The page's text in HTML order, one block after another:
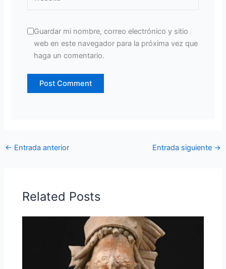
Guardar mi nombre, correo electrónico y sitio
web en este navegador para la próxima vez que
haga un comentario.
← Entrada anterior Entrada siguiente →
Related Posts